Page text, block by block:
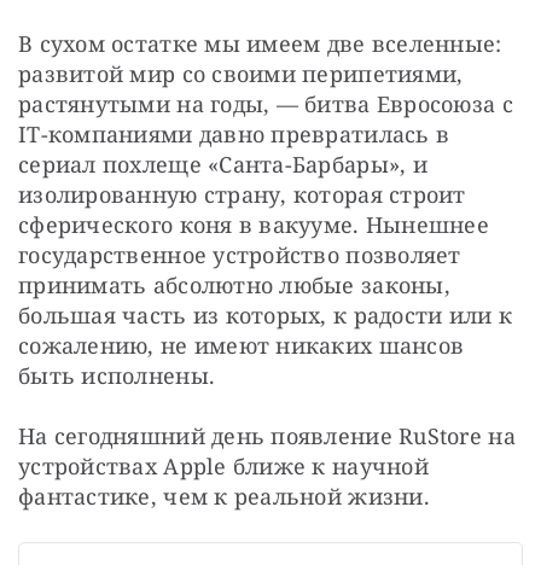
В сухом остатке мы имеем две вселенные:
развитой мир со своими перипетиями,
растянутыми на годы, — битва Евросоюза с
IT-компаниями давно превратилась в
сериал похлеще «Санта-Барбары», и
изолированную страну, которая строит
сферического коня в вакууме. Нынешнее
государственное устройство позволяет
принимать абсолютно любые законы,
большая часть из которых, к радости или к
сожалению, не имеют никаких шансов
быть исполнены.
На сегодняшний день появление RuStore на
устройствах Apple ближе к научной
фантастике, чем к реальной жизни.